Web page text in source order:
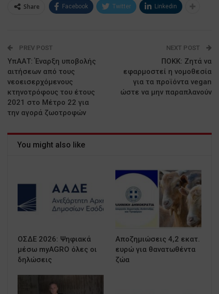
Share Facebook Twitter Linkedin
PREV POST
ΥπΑΑΤ: Έναρξη υποβολής
αιτήσεων από τους
νεοεισερχόμενους
κτηνοτρόφους του έτους
2021 στο Μέτρο 22 για
την αγορά ζωοτροφών
NEXT POST
ΠΟΚΚ: Ζητά να
εφαρμοστεί η νομοθεσία
για τα προϊόντα vegan
ώστε να μην παραπλανούν
You might also like
ΟΣΔΕ 2026: Ψηφιακά
μέσω myAGRO όλες οι
δηλώσεις
Αποζημιώσεις 4,2 εκατ.
ευρώ για θανατωθέντα
ζώα